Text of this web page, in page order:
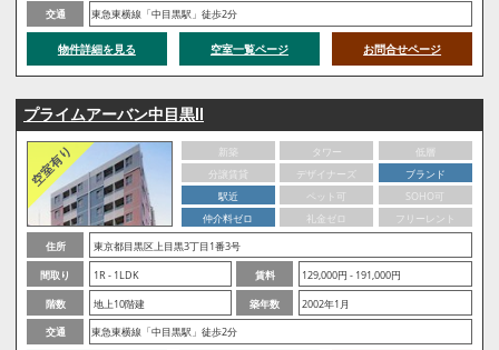
交通
東急東横線「中目黒駅」徒歩2分
物件詳細を見る 空室一覧ページ お問合せページ
プライムアーバン中目黒Ⅱ
新築 タワー
低層
分譲賃貸
デザイナーズ
ブランド
駅近
ペット可
SOHO可
仲介料ゼロ
礼金ゼロ
フリーレント
住所
東京都目黒区上目黒3丁目1番3号
間取り
1R - 1LDK 賃料
129,000円 - 191,000円
階数
地上10階建 築年数
2002年1月
交通
東急東横線「中目黒駅」徒歩2分